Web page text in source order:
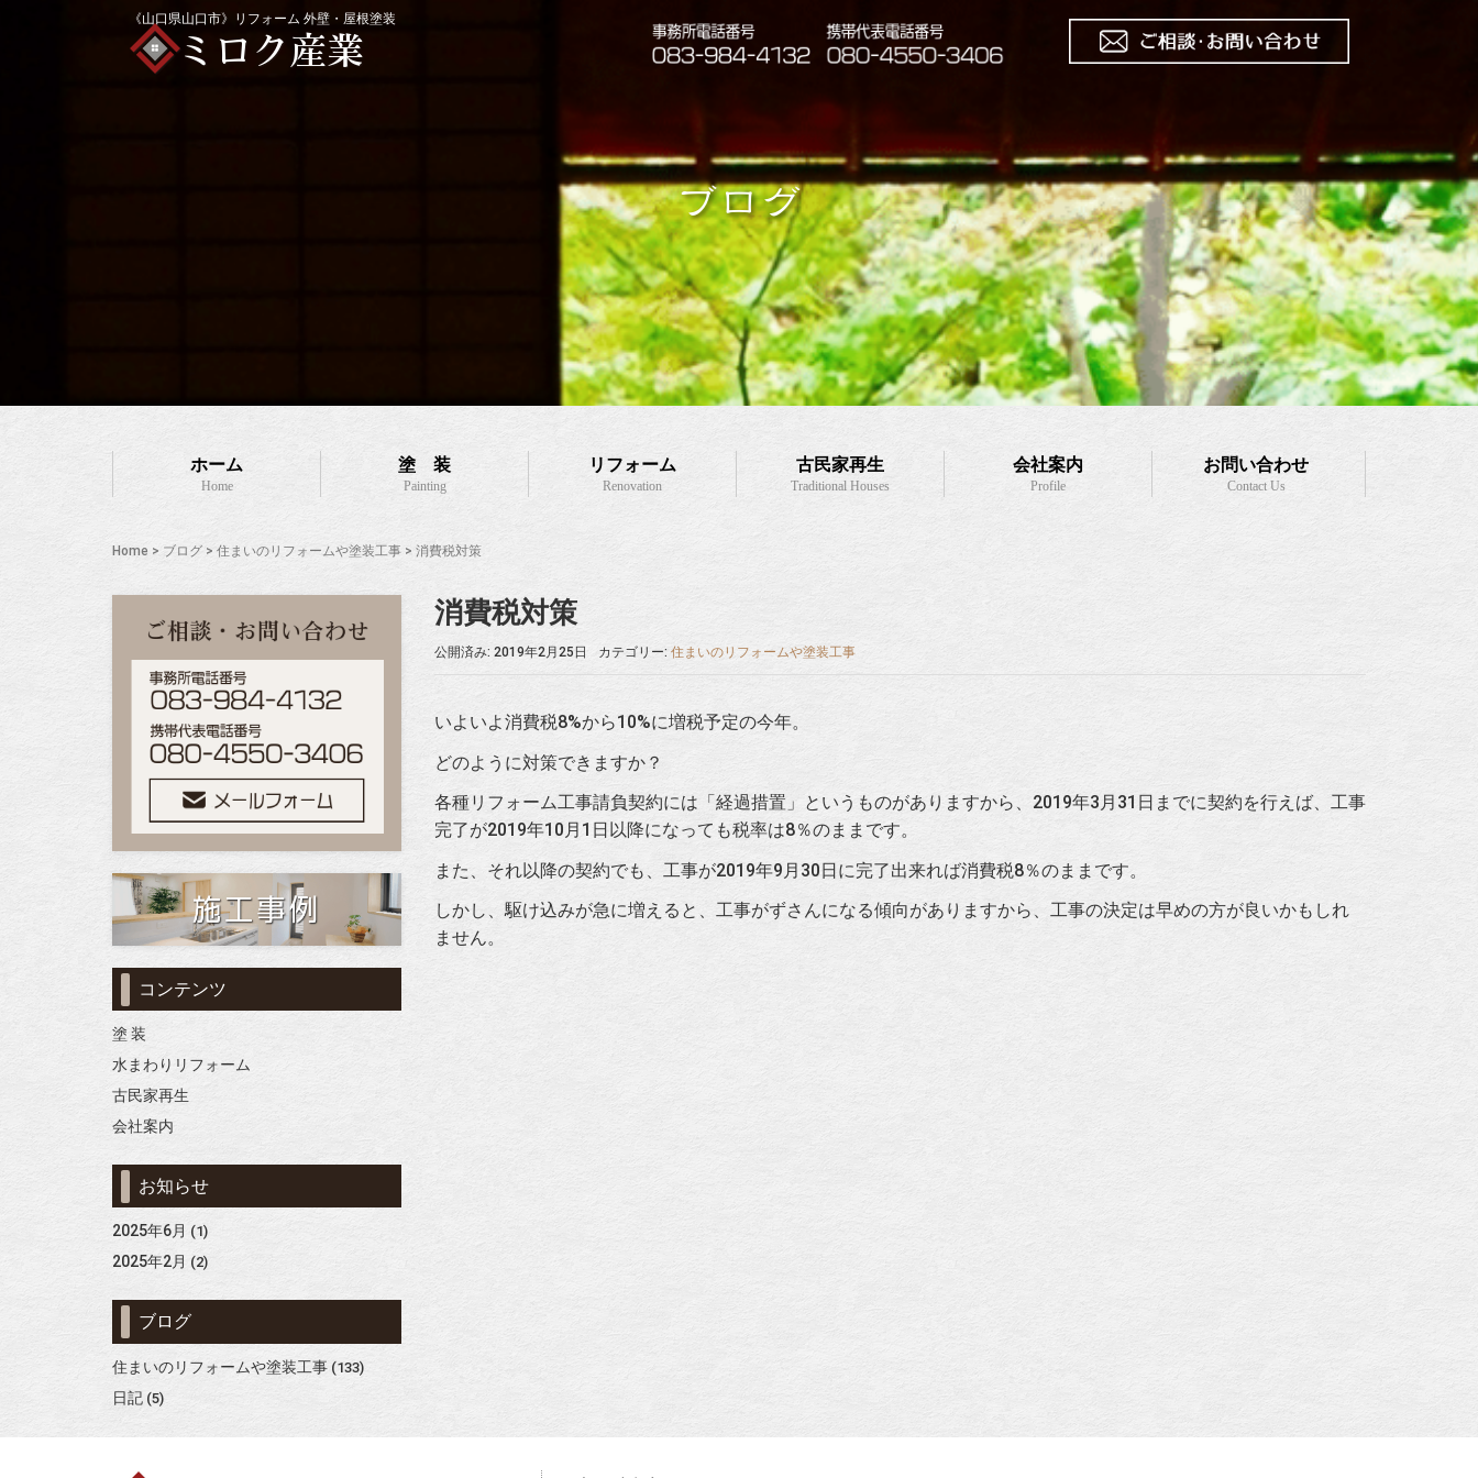
《山口県山口市》リフォーム 外壁・屋根塗装
ブログ
ホーム
Home
塗 装
Painting
リフォーム
Renovation
古民家再生
Traditional Houses
会社案内
Profile
お問い合わせ
Contact Us
Home > ブログ > 住まいのリフォームや塗装工事 > 消費税対策
消費税対策
公開済み: 2019年2月25日 カテゴリー: 住まいのリフォームや塗装工事
いよいよ消費税8%から10%に増税予定の今年。
どのように対策できますか？
各種リフォーム工事請負契約には「経過措置」というものがありますから、2019年3月31日までに契約を行えば、工事
完了が2019年10月1日以降になっても税率は8％のままです。
また、それ以降の契約でも、工事が2019年9月30日に完了出来れば消費税8％のままです。
しかし、駆け込みが急に増えると、工事がずさんになる傾向がありますから、工事の決定は早めの方が良いかもしれ
ません。
コンテンツ
塗 装
水まわりリフォーム
古民家再生
会社案内
お知らせ
2025年6月 (1)
2025年2月 (2)
ブログ
住まいのリフォームや塗装工事 (133)
日記 (5)